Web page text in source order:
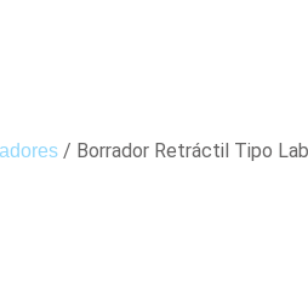
/ Borrador Retráctil Tipo